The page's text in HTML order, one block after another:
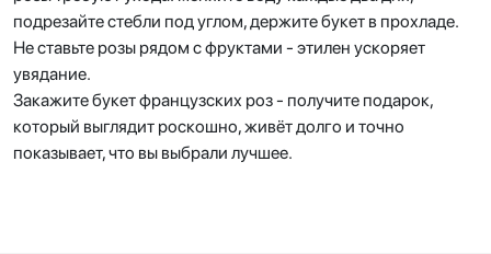
подрезайте стебли под углом, держите букет в прохладе.
Не ставьте розы рядом с фруктами - этилен ускоряет
увядание.
Закажите букет французских роз - получите подарок,
который выглядит роскошно, живёт долго и точно
показывает, что вы выбрали лучшее.